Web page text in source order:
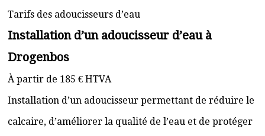
Tarifs des adoucisseurs d’eau
Installation d’un adoucisseur d’eau à
Drogenbos
À partir de 185 € HTVA
Installation d’un adoucisseur permettant de réduire le
calcaire, d’améliorer la qualité de l’eau et de protéger